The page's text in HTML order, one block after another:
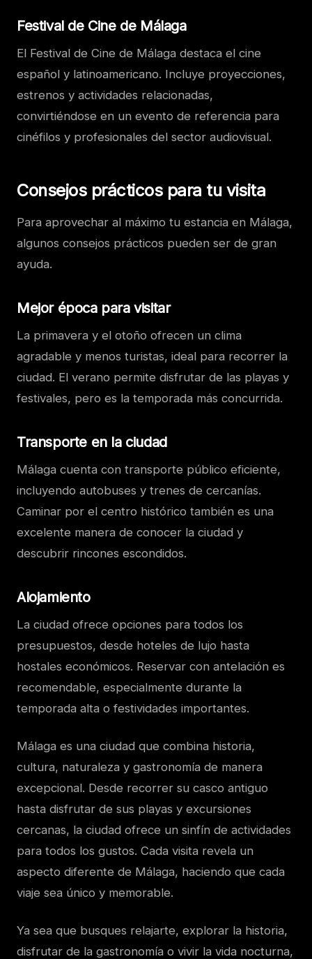
Festival de Cine de Málaga
El Festival de Cine de Málaga destaca el cine
español y latinoamericano. Incluye proyecciones,
estrenos y actividades relacionadas,
convirtiéndose en un evento de referencia para
cinéfilos y profesionales del sector audiovisual.
Consejos prácticos para tu visita
Para aprovechar al máximo tu estancia en Málaga,
algunos consejos prácticos pueden ser de gran
ayuda.
Mejor época para visitar
La primavera y el otoño ofrecen un clima
agradable y menos turistas, ideal para recorrer la
ciudad. El verano permite disfrutar de las playas y
festivales, pero es la temporada más concurrida.
Transporte en la ciudad
Málaga cuenta con transporte público eficiente,
incluyendo autobuses y trenes de cercanías.
Caminar por el centro histórico también es una
excelente manera de conocer la ciudad y
descubrir rincones escondidos.
Alojamiento
La ciudad ofrece opciones para todos los
presupuestos, desde hoteles de lujo hasta
hostales económicos. Reservar con antelación es
recomendable, especialmente durante la
temporada alta o festividades importantes.
Málaga es una ciudad que combina historia,
cultura, naturaleza y gastronomía de manera
excepcional. Desde recorrer su casco antiguo
hasta disfrutar de sus playas y excursiones
cercanas, la ciudad ofrece un sinfín de actividades
para todos los gustos. Cada visita revela un
aspecto diferente de Málaga, haciendo que cada
viaje sea único y memorable.
Ya sea que busques relajarte, explorar la historia,
disfrutar de la gastronomía o vivir la vida nocturna,